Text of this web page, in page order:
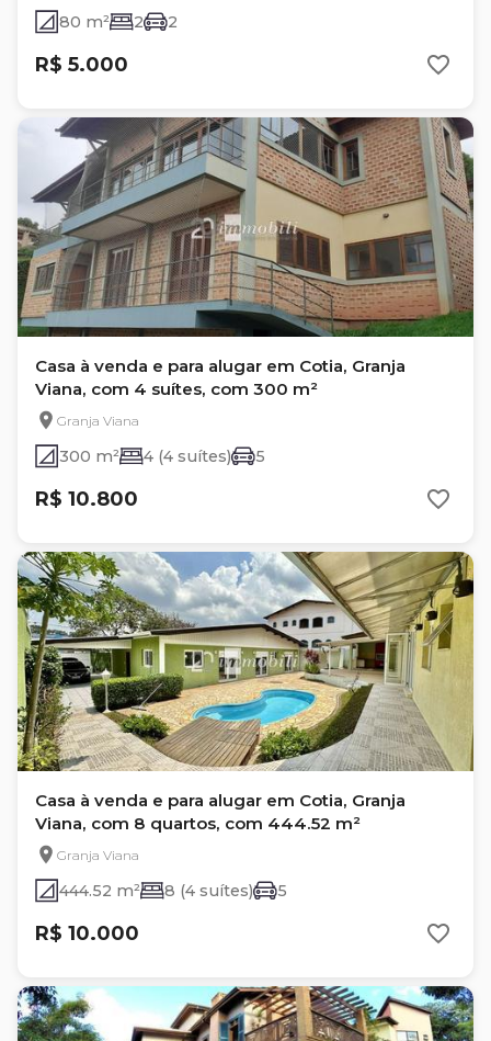
80 m² 2 2
R$ 5.000
Casa à venda e para alugar em Cotia, Granja
Viana, com 4 suítes, com 300 m²
Granja Viana
300 m² 4 (4 suítes) 5
R$ 10.800
Casa à venda e para alugar em Cotia, Granja
Viana, com 8 quartos, com 444.52 m²
Granja Viana
444.52 m² 8 (4 suítes) 5
R$ 10.000